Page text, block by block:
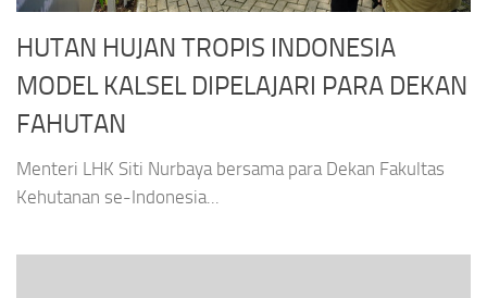
HUTAN HUJAN TROPIS INDONESIA
MODEL KALSEL DIPELAJARI PARA DEKAN
FAHUTAN
Menteri LHK Siti Nurbaya bersama para Dekan Fakultas
Kehutanan se-Indonesia...